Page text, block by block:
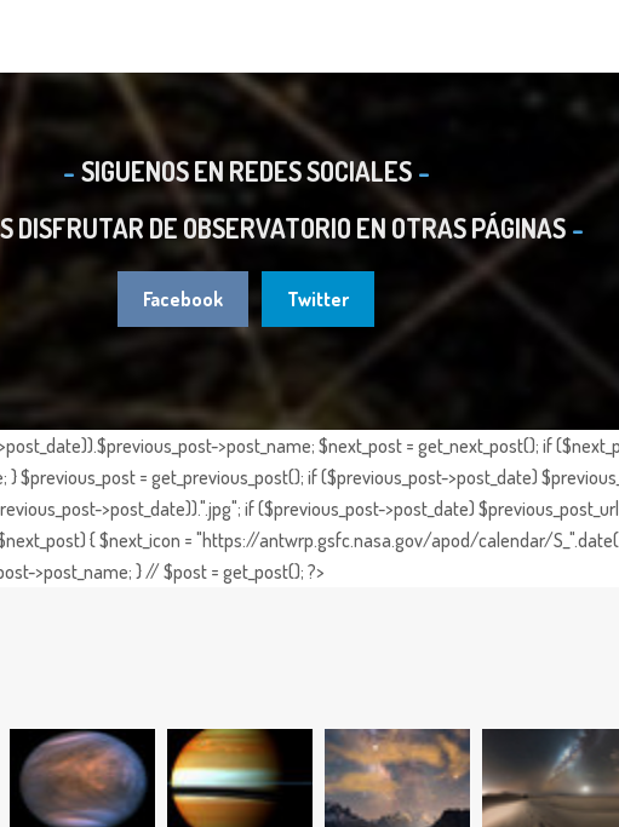
SIGUENOS EN REDES SOCIALES
DISFRUTAR DE OBSERVATORIO EN OTRAS PÁGINAS
Facebook Twitter
>post_name; $next_post = get_next_post(); if
= get_previous_post(); if ($previous_post->post_date)
>post_date)).".jpg"; if ($previous_post->post_date)
{ $next_icon = "https://antwrp.gsfc.nasa.gov/apod/calendar/
>post_name; } // $post = get_post(); ?>